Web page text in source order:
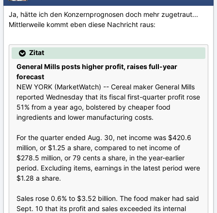
Ja, hätte ich den Konzernprognosen doch mehr zugetraut...
Mittlerweile kommt eben diese Nachricht raus:
Zitat
General Mills posts higher profit, raises full-year
forecast
NEW YORK (MarketWatch) -- Cereal maker General Mills
reported Wednesday that its fiscal first-quarter profit rose
51% from a year ago, bolstered by cheaper food
ingredients and lower manufacturing costs.
For the quarter ended Aug. 30, net income was $420.6
million, or $1.25 a share, compared to net income of
$278.5 million, or 79 cents a share, in the year-earlier
period. Excluding items, earnings in the latest period were
$1.28 a share.
Sales rose 0.6% to $3.52 billion. The food maker had said
Sept. 10 that its profit and sales exceeded its internal